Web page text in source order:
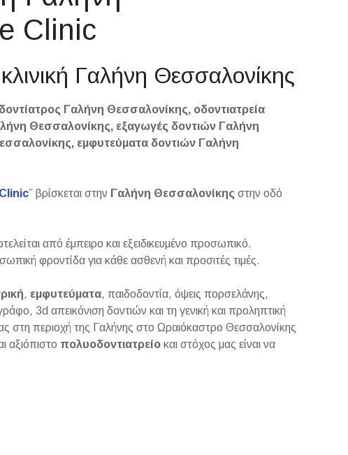
Clinic
Γαλήνη Θεσσαλονίκης
Γαλήνη Θεσσαλονίκης, οδοντιατρεία
Θεσσαλονίκης, εξαγωγές δοντιών Γαλήνη
εμφυτεύματα δοντιών Γαλήνη
” βρίσκεται στην Γαλήνη Θεσσαλονίκης στην οδό
από έμπειρο και εξειδικευμένο προσωπικό.
φροντίδα για κάθε ασθενή και προσιτές τιμές.
, εμφυτεύματα, παιδοδοντία, όψεις πορσελάνης,
3d απεικόνιση δοντιών και τη γενική και προληπτική
στη περιοχή της Γαλήνης στο Ωραιόκαστρο Θεσσαλονίκης
αξιόπιστο πολυοδοντιατρείο και στόχος μας είναι να